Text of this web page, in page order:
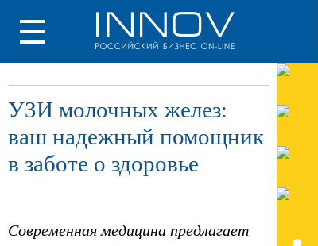
УЗИ молочных желез:
ваш надежный помощник
в заботе о здоровье
Современная медицина предлагает